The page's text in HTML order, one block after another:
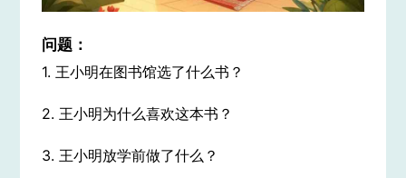
问题：
1. 王小明在图书馆选了什么书？
2. 王小明为什么喜欢这本书？
3. 王小明放学前做了什么？